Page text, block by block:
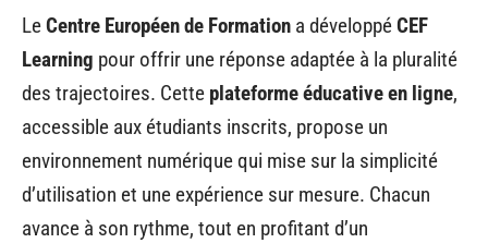
LeCentre Européen de Formation a développéCEF
Learning pour offrir une réponse adaptée à la pluralité
des trajectoires. Cette plateforme éducative en ligne,
accessible aux étudiants inscrits, propose un
environnement numérique qui mise sur la simplicité
d’utilisation et une expérience sur mesure. Chacun
avance à son rythme, tout en profitant d’un